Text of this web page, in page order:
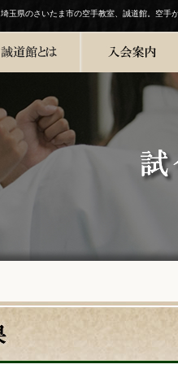
埼玉県のさいたま市の空手教室、誠道館。空手